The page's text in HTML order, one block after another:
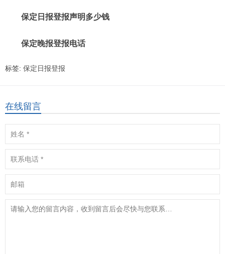
保定日报登报声明多少钱
保定晚报登报电话
标签: 保定日报登报
在线留言